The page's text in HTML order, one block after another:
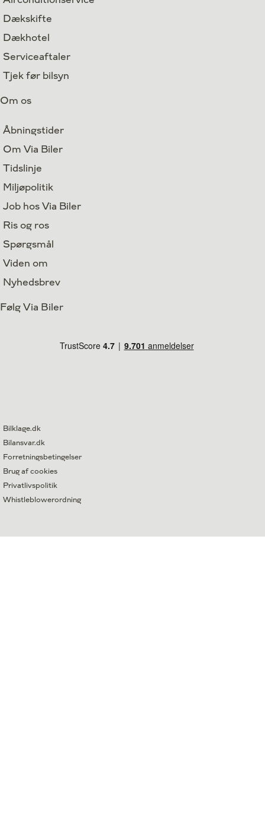
Dækskifte
Dækhotel
Serviceaftaler
Tjek før bilsyn
Om os
Åbningstider
Om Via Biler
Tidslinje
Miljøpolitik
Job hos Via Biler
Ris og ros
Spørgsmål
Viden om
Nyhedsbrev
Følg Via Biler
Bilklage.dk
Bilansvar.dk
Forretningsbetingelser
Brug af cookies
Privatlivspolitik
Whistleblowerordning